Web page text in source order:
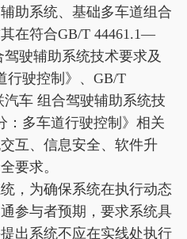
助系统、基础多车道组合
在符合GB/T 44461.1—
驶辅助系统技术要求及
行驶控制》、GB/T
车 组合驾驶辅助系统技
：多车道行驶控制》相关
互、信息安全、软件升
要求。
，为确保系统在执行动态
参与者预期，要求系统具
出系统不应在实线处执行